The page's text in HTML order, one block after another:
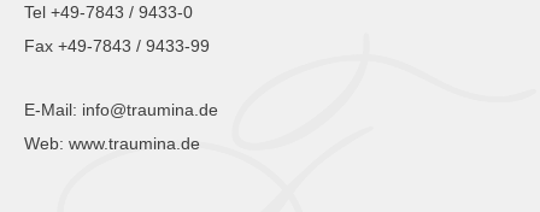
Tel +49-7843 / 9433-0
Fax +49-7843 / 9433-99
E-Mail: info@traumina.de
Web: www.traumina.de